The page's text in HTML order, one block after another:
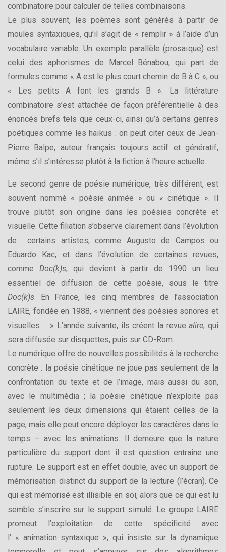
combinatoire pour calculer de telles combinaisons.
Le plus souvent, les poèmes sont générés à partir de
moules syntaxiques, qu’il s’agit de « remplir » à l’aide d’un
vocabulaire variable. Un exemple parallèle (prosaïque) est
celui des aphorismes de Marcel Bénabou, qui part de
formules comme « A est le plus court chemin de B à C », ou
« Les petits A font les grands B ». La littérature
combinatoire s’est attachée de façon préférentielle à des
énoncés brefs tels que ceux-ci, ainsi qu’à certains genres
poétiques comme les haïkus : on peut citer ceux de Jean-
Pierre Balpe, auteur français toujours actif et génératif,
même s’il s’intéresse plutôt à la fiction à l’heure actuelle.
Le second genre de poésie numérique, très différent, est
souvent nommé « poésie animée » ou « cinétique ». Il
trouve plutôt son origine dans les poésies concrète et
visuelle. Cette filiation s’observe clairement dans l’évolution
de certains artistes, comme Augusto de Campos ou
Eduardo Kac, et dans l’évolution de certaines revues,
comme Doc(k)s, qui devient à partir de 1990 un lieu
essentiel de diffusion de cette poésie, sous le titre
Doc(k)s. En France, les cinq membres de l’association
LAIRE, fondée en 1988, « viennent des poésies sonores et
visuelles
. » L’année suivante, ils créent la revuealire, qui
sera diffusée sur disquettes, puis sur CD-Rom.
Le numérique offre de nouvelles possibilités à la recherche
concrète : la poésie cinétique ne joue pas seulement de la
confrontation du texte et de l’image, mais aussi du son,
avec le multimédia ; la poésie cinétique n’exploite pas
seulement les deux dimensions qui étaient celles de la
page, mais elle peut encore déployer les caractères dans le
temps – avec les animations. Il demeure que la nature
particulière du support dont il est question entraîne une
rupture. Le support est en effet double, avec un support de
mémorisation distinct du support de la lecture (l’écran). Ce
qui est mémorisé est illisible en soi, alors que ce qui est lu
semble s’inscrire sur le support simulé. Le groupe LAIRE
promeut l’exploitation de cette spécificité avec
l’ « animation syntaxique », qui insiste sur la dynamique